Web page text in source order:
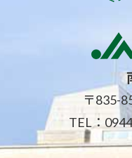
〒835-
TEL：